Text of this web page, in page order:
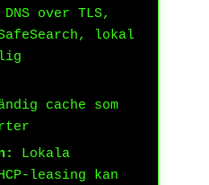
DNS over TLS,
lokal
cache som
Lokala
leasing kan